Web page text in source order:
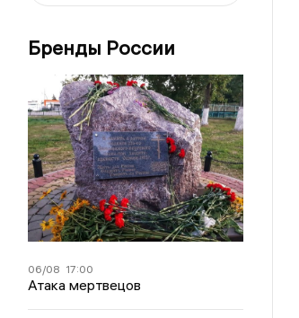
Бренды России
06/08 17:00
Атака мертвецов